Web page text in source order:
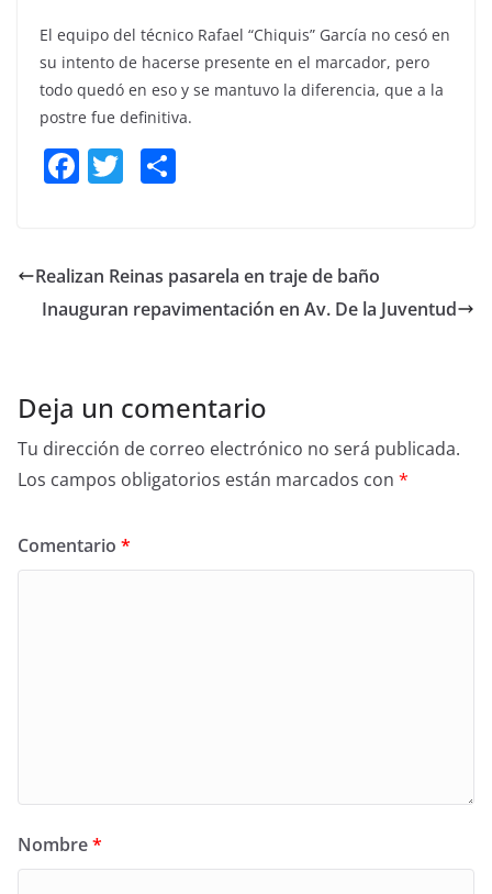
El equipo del técnico Rafael “Chiquis” García no cesó en
su intento de hacerse presente en el marcador, pero
todo quedó en eso y se mantuvo la diferencia, que a la
postre fue definitiva.
F
e
b
k
T
er e
Realizan Reinas pasarela en traje de baño
Inauguran repavimentación en Av. De la Juventud
Deja un comentario
Tu dirección de correo electrónico no será publicada.
Los campos obligatorios están marcados con *
Comentario *
Nombre*